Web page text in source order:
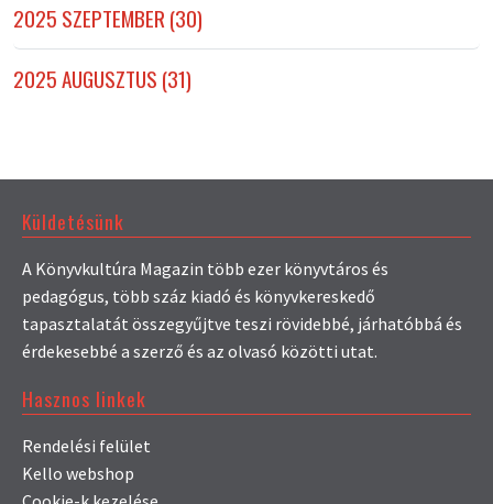
2025 SZEPTEMBER (30)
2025 AUGUSZTUS (31)
Küldetésünk
A Könyvkultúra Magazin több ezer könyvtáros és
pedagógus, több száz kiadó és könyvkereskedő
tapasztalatát összegyűjtve teszi rövidebbé, járhatóbbá és
érdekesebbé a szerző és az olvasó közötti utat.
Hasznos linkek
Rendelési felület
Kello webshop